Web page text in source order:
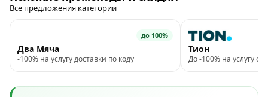
Все предложения категории
до 100%
Два Мяча
-100% на услугу доставки по коду
Тион
До -100% на услугу